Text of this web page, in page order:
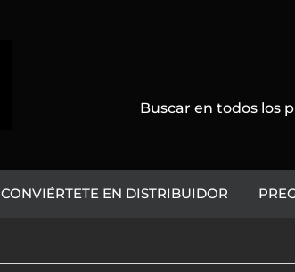
CONVIÉRTETE EN DISTRIBUIDOR